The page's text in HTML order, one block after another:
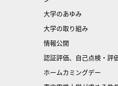
大学のあゆみ
大学の取り組み
情報公開
認証評価、自己点検・評
ホームカミングデー